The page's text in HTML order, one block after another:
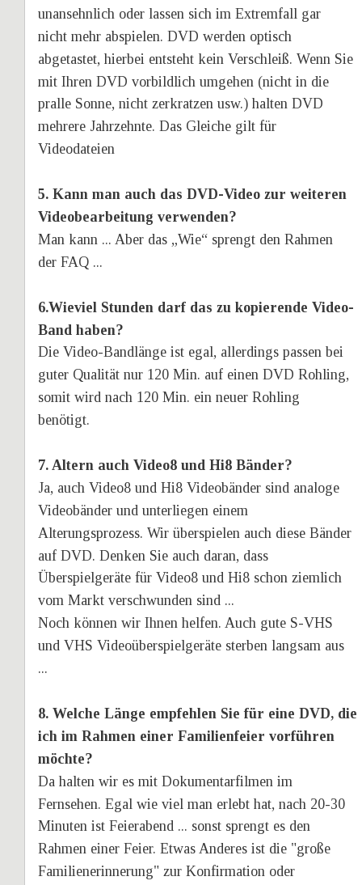
unansehnlich oder lassen sich im Extremfall gar
nicht mehr abspielen. DVD werden optisch
abgetastet, hierbei entsteht kein Verschleiß. Wenn Sie
mit Ihren DVD vorbildlich umgehen (nicht in die
pralle Sonne, nicht zerkratzen usw.) halten DVD
mehrere Jahrzehnte. Das Gleiche gilt für
Videodateien
5. Kann man auch das DVD-Video zur weiteren
Videobearbeitung verwenden?
Man kann ... Aber das „Wie“ sprengt den Rahmen
der FAQ ...
6.Wieviel Stunden darf das zu kopierende Video-
Band haben?
Die Video-Bandlänge ist egal, allerdings passen bei
guter Qualität nur 120 Min. auf einen DVD Rohling,
somit wird nach 120 Min. ein neuer Rohling
benötigt.
7. Altern auch Video8 und Hi8 Bänder?
Ja, auch Video8 und Hi8 Videobänder sind analoge
Videobänder und unterliegen einem
Alterungsprozess. Wir überspielen auch diese Bänder
auf DVD. Denken Sie auch daran, dass
Überspielgeräte für Video8 und Hi8 schon ziemlich
vom Markt verschwunden sind ...
Noch können wir Ihnen helfen. Auch gute S-VHS
und VHS Videoüberspielgeräte sterben langsam aus
...
8. Welche Länge empfehlen Sie für eine DVD, die
ich im Rahmen einer Familienfeier vorführen
möchte?
Da halten wir es mit Dokumentarfilmen im
Fernsehen. Egal wie viel man erlebt hat, nach 20-30
Minuten ist Feierabend ... sonst sprengt es den
Rahmen einer Feier. Etwas Anderes ist die "große
Familienerinnerung" zur Konfirmation oder